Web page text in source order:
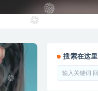
搜索在这里